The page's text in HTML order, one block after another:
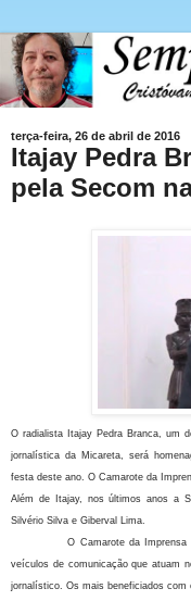
terça-feira, 26 de abril de 2016
Itajay Pedra
pela Secom
O radialista Itajay Pedra Branca, um
jornalística da Micareta, será
festa deste ano. O Camarote da
Além de Itajay, nos últimos anos a
Silvério Silva e Giberval Lima.
O Camarote da Imprensa é
veículos de comunicação que atuam
jornalístico. Os mais beneficiados com